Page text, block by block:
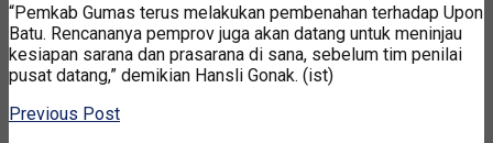
“Pemkab Gumas terus melakukan pembenahan terhadap Upon
Batu. Rencananya pemprov juga akan datang untuk meninjau
kesiapan sarana dan prasarana di sana, sebelum tim penilai
pusat datang,” demikian Hansli Gonak. (ist)
Previous Post